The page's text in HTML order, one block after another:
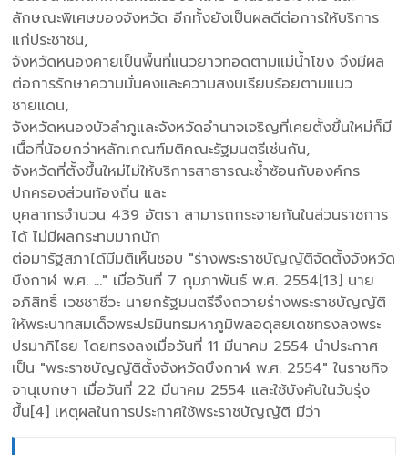
ลักษณะพิเศษของจังหวัด อีกทั้งยังเป็นผลดีต่อการให้บริการ
แก่ประชาชน,
จังหวัดหนองคายเป็นพื้นที่แนวยาวทอดตามแม่น้ำโขง จึงมีผล
ต่อการรักษาความมั่นคงและความสงบเรียบร้อยตามแนว
ชายแดน,
จังหวัดหนองบัวลำภูและจังหวัดอำนาจเจริญที่เคยตั้งขึ้นใหม่ก็มี
เนื้อที่น้อยกว่าหลักเกณฑ์มติคณะรัฐมนตรีเช่นกัน,
จังหวัดที่ตั้งขึ้นใหม่ไม่ให้บริการสาธารณะซ้ำซ้อนกับองค์กร
ปกครองส่วนท้องถิ่น และ
บุคลากรจำนวน 439 อัตรา สามารถกระจายกันในส่วนราชการ
ได้ ไม่มีผลกระทบมากนัก
ต่อมารัฐสภาได้มีมติเห็นชอบ "ร่างพระราชบัญญัติจัดตั้งจังหวัด
บึงกาฬ พ.ศ. ..." เมื่อวันที่ 7 กุมภาพันธ์ พ.ศ. 2554[13] นาย
อภิสิทธิ์ เวชชาชีวะ นายกรัฐมนตรีจึงถวายร่างพระราชบัญญัติ
ให้พระบาทสมเด็จพระปรมินทรมหาภูมิพลอดุลยเดชทรงลงพระ
ปรมาภิไธย โดยทรงลงเมื่อวันที่ 11 มีนาคม 2554 นำประกาศ
เป็น "พระราชบัญญัติตั้งจังหวัดบึงกาฬ พ.ศ. 2554" ในราชกิจ
จานุเบกษา เมื่อวันที่ 22 มีนาคม 2554 และใช้บังคับในวันรุ่ง
ขึ้น[4] เหตุผลในการประกาศใช้พระราชบัญญัติ มีว่า